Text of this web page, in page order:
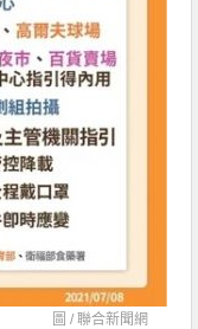
圖 /聯合新聞網